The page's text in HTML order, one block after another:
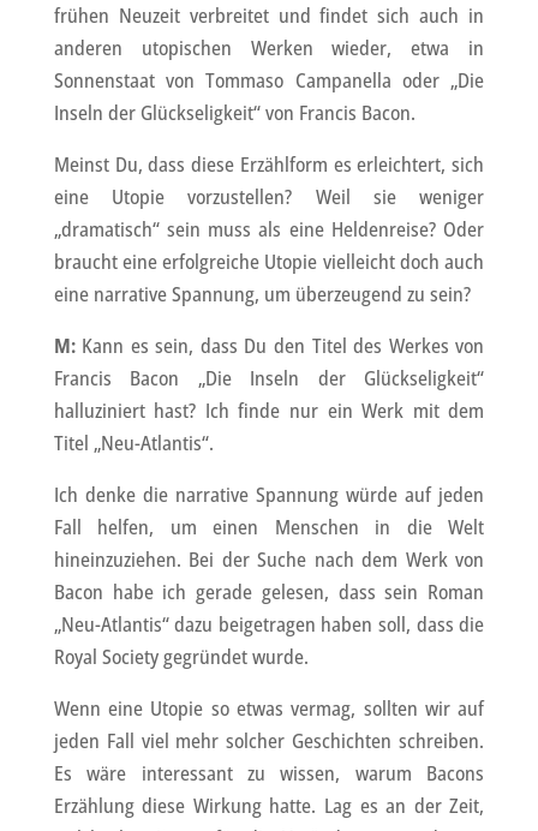
frühen Neuzeit verbreitet und findet sich auch in
anderen utopischen Werken wieder, etwa in
Sonnenstaat von Tommaso Campanella oder „Die
Inseln der Glückseligkeit“ von Francis Bacon.
Meinst Du, dass diese Erzählform es erleichtert, sich
eine Utopie vorzustellen? Weil sie weniger
„dramatisch“ sein muss als eine Heldenreise? Oder
braucht eine erfolgreiche Utopie vielleicht doch auch
eine narrative Spannung, um überzeugend zu sein?
M:Kann es sein, dass Du den Titel des Werkes von
Francis Bacon „Die Inseln der Glückseligkeit“
halluziniert hast? Ich finde nur ein Werk mit dem
Titel „Neu-Atlantis“.
Ich denke die narrative Spannung würde auf jeden
Fall helfen, um einen Menschen in die Welt
hineinzuziehen. Bei der Suche nach dem Werk von
Bacon habe ich gerade gelesen, dass sein Roman
„Neu-Atlantis“ dazu beigetragen haben soll, dass die
Royal Society gegründet wurde.
Wenn eine Utopie so etwas vermag, sollten wir auf
jeden Fall viel mehr solcher Geschichten schreiben.
Es wäre interessant zu wissen, warum Bacons
Erzählung diese Wirkung hatte. Lag es an der Zeit,